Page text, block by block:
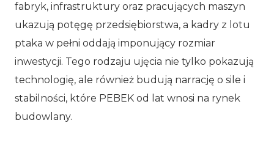
fabryk, infrastruktury oraz pracujących maszyn
ukazują potęgę przedsiębiorstwa, a kadry z lotu
ptaka w pełni oddają imponujący rozmiar
inwestycji. Tego rodzaju ujęcia nie tylko pokazują
technologię, ale również budują narrację o sile i
stabilności, które PEBEK od lat wnosi na rynek
budowlany.